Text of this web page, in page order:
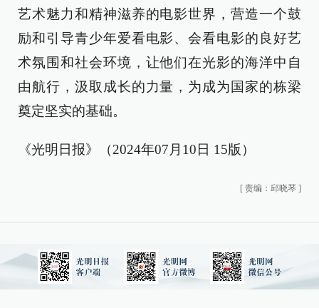
艺术魅力和精神滋养的电影世界，营造一个鼓
励和引导青少年爱看电影、会看电影的良好艺
术氛围和社会环境，让他们在光影的海洋中自
由航行，汲取成长的力量，为成为国家的栋梁
奠定坚实的基础。
《光明日报》（2024年07月10日 15版）
[ 责编：邱晓琴 ]